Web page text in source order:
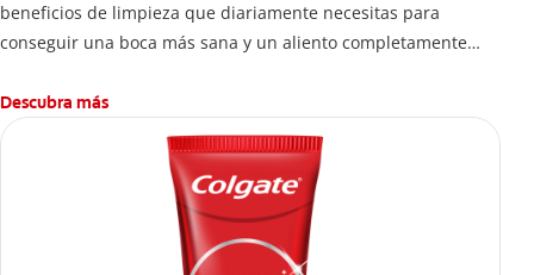
beneficios de limpieza que diariamente necesitas para
conseguir una boca más sana y un aliento completamente
los dientes y que los cepillos y cremas dentales no pueden
alcanzar.
Descubra más